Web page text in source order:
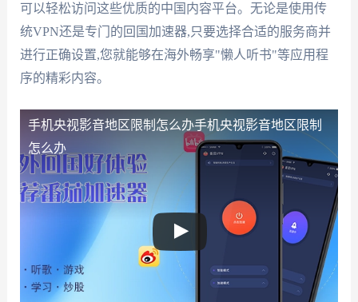
可以轻松访问这些优质的中国内容平台。无论是使用传
统VPN还是专门的回国加速器,只要选择合适的服务商并
进行正确设置,您就能够在海外畅享"懒人听书"等应用程
序的精彩内容。
手机央视影音地区限制怎么办手机央视影音地区限制
怎么办